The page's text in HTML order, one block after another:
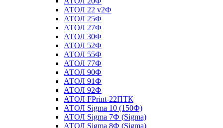
АТОЛ 22 v2Ф
АТОЛ 25Ф
АТОЛ 27Ф
АТОЛ 30Ф
АТОЛ 52Ф
АТОЛ 55Ф
АТОЛ 77Ф
АТОЛ 90Ф
АТОЛ 91Ф
АТОЛ 92Ф
АТОЛ FPrint-22ПТК
АТОЛ Sigma 10 (150Ф)
АТОЛ Sigma 7Ф (Sigma)
АТОЛ Sigma 8Ф (Sigma)